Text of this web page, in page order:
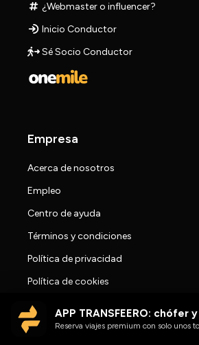
¿Webmaster o influencer?
Inicio Conductor
Sé Socio Conductor
Empresa
Acerca de nosotros
Empleo
Centro de ayuda
Términos y condiciones
Política de privacidad
Política de cookies
Travel Blog
Sala de prensa
Reserva viajes premium con solo unos